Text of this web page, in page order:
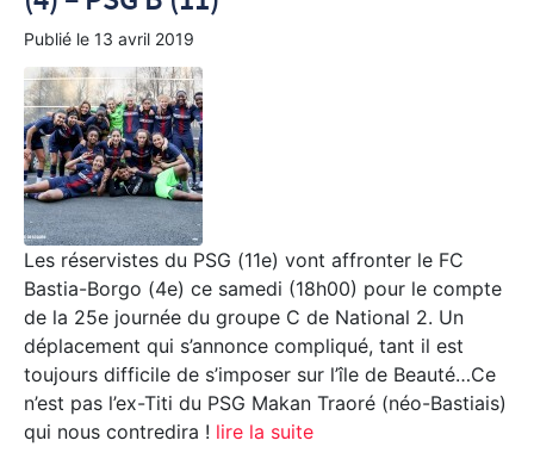
Publié le 13 avril 2019
Les réservistes du PSG (11e) vont affronter le FC
Bastia-Borgo (4e) ce samedi (18h00) pour le compte
de la 25e journée du groupe C de National 2. Un
déplacement qui s’annonce compliqué, tant il est
toujours difficile de s’imposer sur l’île de Beauté…Ce
n’est pas l’ex-Titi du PSG Makan Traoré (néo-Bastiais)
qui nous contredira ! lire la suite